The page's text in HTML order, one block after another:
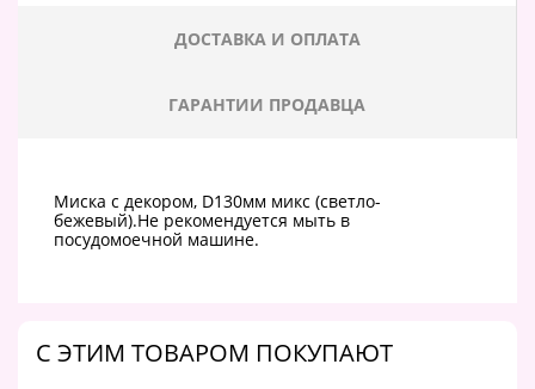
ДОСТАВКА И ОПЛАТА
ГАРАНТИИ ПРОДАВЦА
Миска с декором, D130мм микс (светло-
бежевый).Не рекомендуется мыть в
посудомоечной машине.
C ЭТИМ ТОВАРОМ ПОКУПАЮТ